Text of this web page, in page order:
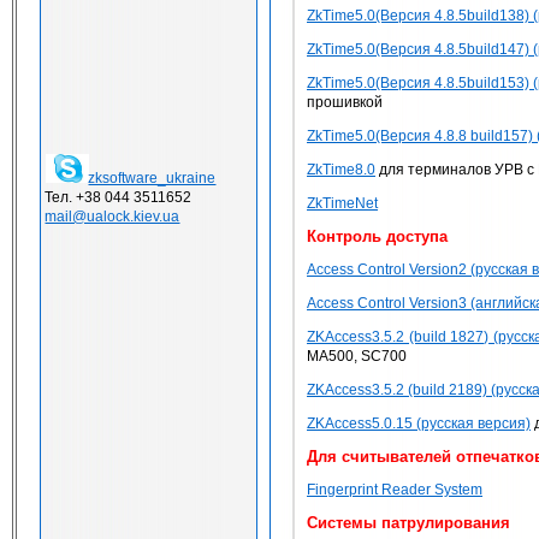
zksoftware_ukraine
Тел. +38 044 3511652
mail@ualock.kiev.ua
ZkTime5.0(Версия 4.8.5build138)
ZkTime5.0(Версия 4.8.5build147)
ZkTime5.0(Версия 4.8.5build153)
прошивкой
ZkTime5.0(Версия 4.8.8 build157)
ZkTime8.0 для терминалов УРВ
ZkTimeNet
Контроль доступа
Access Control Version2 (русская
Access Control Version3
ZKAccess3.5.2 (build 1827)
MA500, SC700
ZKAccess3.5.2 (build 2189)
ZKAccess5.0.15 (русская версия)
Для считывателей
Fingerprint Reader System
Системы патрулирования